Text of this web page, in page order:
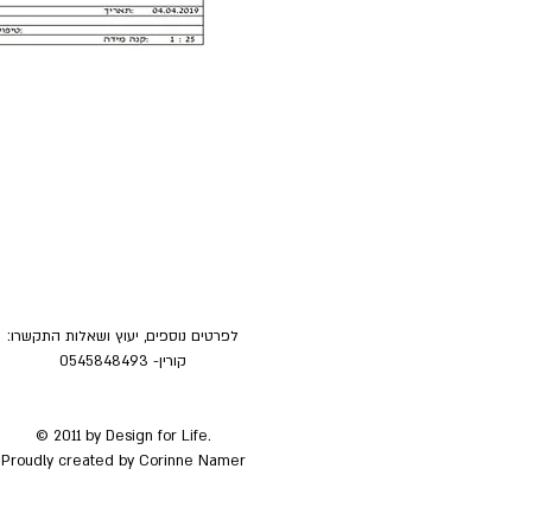
לפרטים נוספים, יעוץ ושאלות התקשרו:
קורין- 0545848493
© 2011by Design for Life.
Proudly created by Corinne Namer